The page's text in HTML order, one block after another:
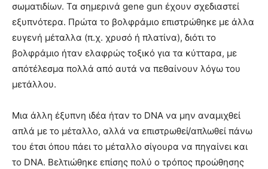
σωματιδίων. Τα σημερινά gene gun έχουν σχεδιαστεί
εξυπνότερα. Πρώτα το βολφράμιο επιστρώθηκε με άλλα
ευγενή μέταλλα (π.χ. χρυσό ή πλατίνα), διότι το
βολφράμιο ήταν ελαφρώς τοξικό για τα κύτταρα, με
απότέλεσμα πολλά από αυτά να πεθαίνουν λόγω του
μετάλλου.
Μια άλλη έξυπνη ιδέα ήταν το DNA να μην αναμιχθεί
απλά με το μέταλλο, αλλά να επιστρωθεί/απλωθεί πάνω
του έτσι όπου πάει το μέταλλο σίγουρα να πηγαίνει και
το DNA. Βελτιώθηκε επίσης πολύ ο τρόπος προώθησης